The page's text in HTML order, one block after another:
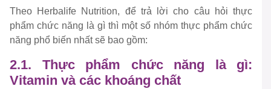
Theo Herbalife Nutrition, để trả lời cho câu hỏi thực
phẩm chức năng là gì thì một số nhóm thực phẩm chức
năng phổ biến nhất sẽ bao gồm:
2.1. Thực phẩm chức năng là gì:
Vitamin và các khoáng chất